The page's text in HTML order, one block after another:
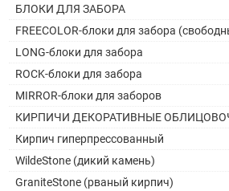
БЛОКИ ДЛЯ ЗАБОРА
FREECOLOR-блоки для забора
LONG-блоки для забора
ROCK-блоки для забора
MIRROR-блоки для заборов
КИРПИЧИ ДЕКОРАТИВНЫЕ
Кирпич гиперпрессованный
WildeStone (дикий камень)
GraniteStone (рваный кирпич)